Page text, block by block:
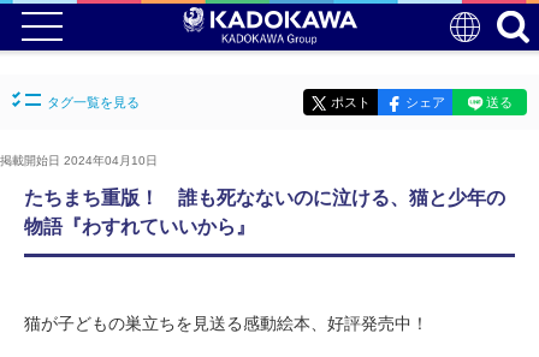
タグ一覧を見る ポスト シェア 送る
掲載開始日 2024年04月10日
たちまち重版！ 誰も死なないのに泣ける、猫と少年の
物語『わすれていいから』
猫が子どもの巣立ちを見送る感動絵本、好評発売中！